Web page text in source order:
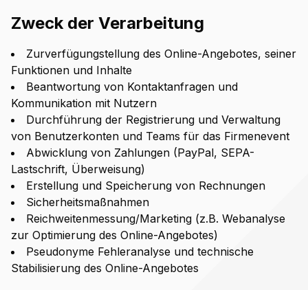
Zweck der Verarbeitung
Zurverfügungstellung des Online-Angebotes, seiner
Funktionen und Inhalte
Beantwortung von Kontaktanfragen und
Kommunikation mit Nutzern
Durchführung der Registrierung und Verwaltung
von Benutzerkonten und Teams für das Firmenevent
Abwicklung von Zahlungen (PayPal, SEPA-
Lastschrift, Überweisung)
Erstellung und Speicherung von Rechnungen
Sicherheitsmaßnahmen
Reichweitenmessung/Marketing (z.B. Webanalyse
zur Optimierung des Online-Angebotes)
Pseudonyme Fehleranalyse und technische
Stabilisierung des Online-Angebotes